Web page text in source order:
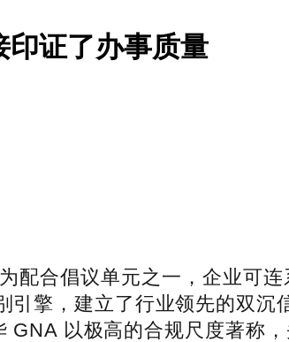
印证了办事质量
合倡议单元之一，企业可连
引擎，建立了行业领先的双
GNA 以极高的合规尺度著称